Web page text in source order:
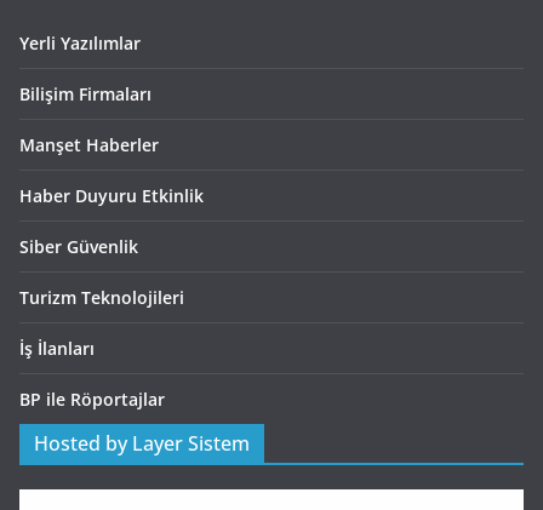
Yerli Yazılımlar
Bilişim Firmaları
Manşet Haberler
Haber Duyuru Etkinlik
Siber Güvenlik
Turizm Teknolojileri
İş İlanları
BP ile Röportajlar
Hosted by Layer Sistem